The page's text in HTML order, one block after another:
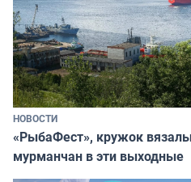
НОВОСТИ
«РыбаФест», кружок
мурманчан в эти выходные